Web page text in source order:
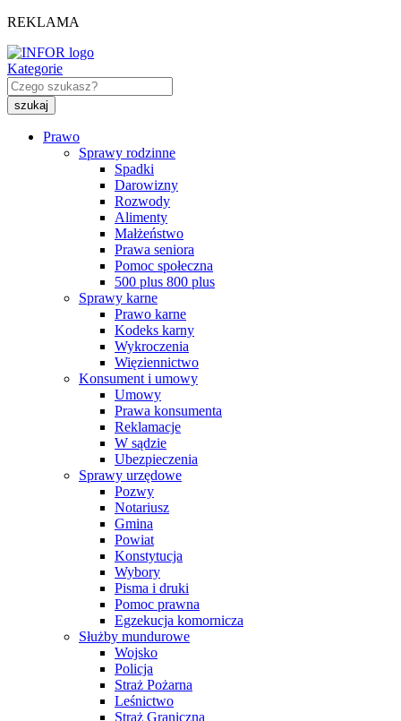
REKLAMA
Kategorie
Prawo
Sprawy rodzinne
Spadki
Darowizny
Rozwody
Alimenty
Małżeństwo
Prawa seniora
Pomoc społeczna
500 plus 800 plus
Sprawy karne
Prawo karne
Kodeks karny
Wykroczenia
Więziennictwo
Konsument i umowy
Umowy
Prawa konsumenta
Reklamacje
W sądzie
Ubezpieczenia
Sprawy urzędowe
Pozwy
Notariusz
Gmina
Powiat
Konstytucja
Wybory
Pisma i druki
Pomoc prawna
Egzekucja komornicza
Służby mundurowe
Wojsko
Policja
Straż Pożarna
Leśnictwo
Straż Graniczna